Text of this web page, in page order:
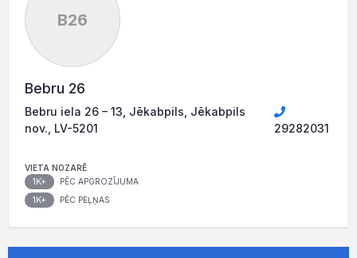
B26
Bebru 26
Bebru iela 26 – 13, Jēkabpils, Jēkabpils
nov., LV-5201
29282031
VIETA NOZARĒ
1K+ PĒC APGROZĪJUMA
1K+ PĒC PEĻŅAS